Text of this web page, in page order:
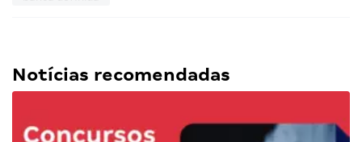
Notícias recomendadas